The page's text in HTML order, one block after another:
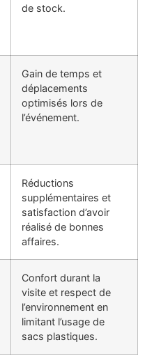
de stock.
Gain de temps et
déplacements
optimisés lors de
l’événement.
Réductions
supplémentaires et
satisfaction d’avoir
réalisé de bonnes
affaires.
Confort durant la
visite et respect de
l’environnement en
limitant l’usage de
sacs plastiques.